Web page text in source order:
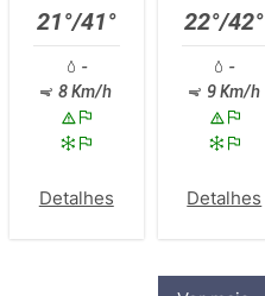
21°/41°
-
8 Km/h
Detalhes
22°/42°
-
9 Km/h
Detalhes